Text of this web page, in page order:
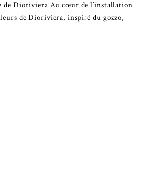
de Dioriviera Au cœur de l’installation
de Dioriviera, inspiré du gozzo,